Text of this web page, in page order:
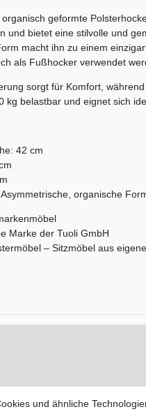
geformte
und bietet eine stilvolle und
macht ihn zu einem
als Fußhocker verwendet
sorgt für Komfort,
kg belastbar und eignet sich
42 cm
organische
Marke der Tuoli GmbH
– Sitzmöbel aus
und ähnliche